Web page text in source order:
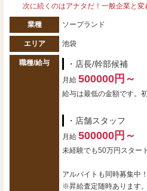
次に続くのはアナタだ！一般企業と変
業種 ソープランド
エリア 池袋
職種/給与 ・店長/幹部候補
月給 500000円～
給与は最低の金額です。
・店舗スタッフ
月給 500000円～
未経験でも50万円スター
アルバイトも同時募集中
※昇給査定随時あります。